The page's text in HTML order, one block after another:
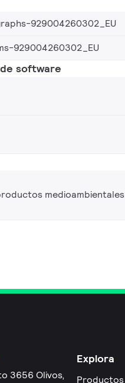
929004260302_EU
929004260302_EU
software
medioambientales
3656 Olivos,
Explora
Productos